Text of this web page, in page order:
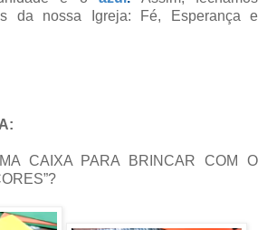
da nossa Igreja: Fé, Esperança e
CAIXA PARA BRINCAR COM O